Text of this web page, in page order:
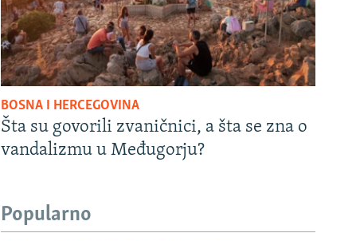
BOSNA I HERCEGOVINA
Šta su govorili zvaničnici, a šta se zna o
vandalizmu u Međugorju?
Popularno